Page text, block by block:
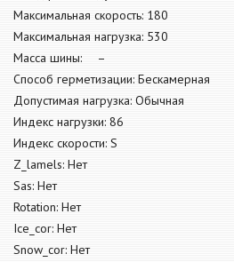
Максимальная скорость: 180
Максимальная нагрузка: 530
Масса шины: –
Способ герметизации: Бескамерная
Допустимая нагрузка: Обычная
Индекс нагрузки: 86
Индекс скорости: S
Z_lamels: Нет
Sas: Нет
Rotation: Нет
Ice_cor: Нет
Snow_cor: Нет